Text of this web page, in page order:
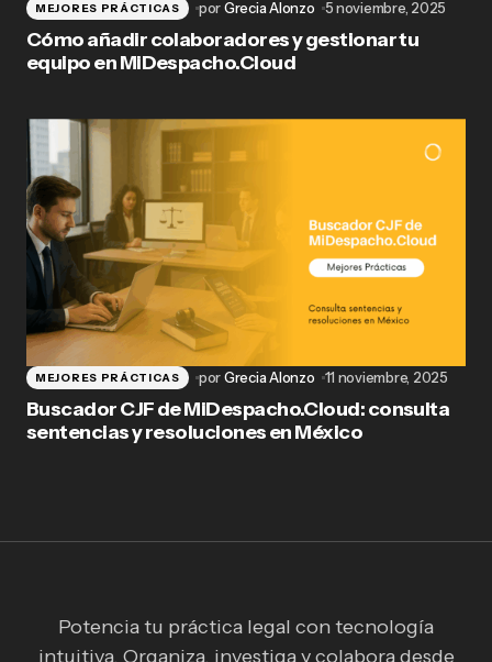
MEJORES PRÁCTICAS porGrecia Alonzo 5 noviembre, 2025
Cómo añadir colaboradores y gestionar tu
equipo en MiDespacho.Cloud
MEJORES PRÁCTICAS porGrecia Alonzo 11 noviembre, 2025
Buscador CJF de MiDespacho.Cloud: consulta
sentencias y resoluciones en México
Potencia tu práctica legal con tecnología
intuitiva. Organiza, investiga y colabora desde